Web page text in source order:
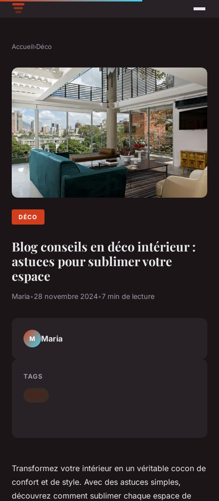
Accueil›Déco
DÉCO
Blog conseils en déco intérieur :
astuces pour sublimer votre
espace
Maria•28 novembre 2024•7 min de lecture
Transformez votre intérieur en un véritable cocon de
confort et de style. Avec des astuces simples,
découvrez comment sublimer chaque espace de
M Maria
TAGS
Déco